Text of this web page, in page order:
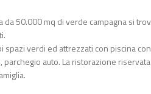
da 50.000 mq di verde campagna si
verdi ed attrezzati con piscina
parchegio auto. La ristorazione